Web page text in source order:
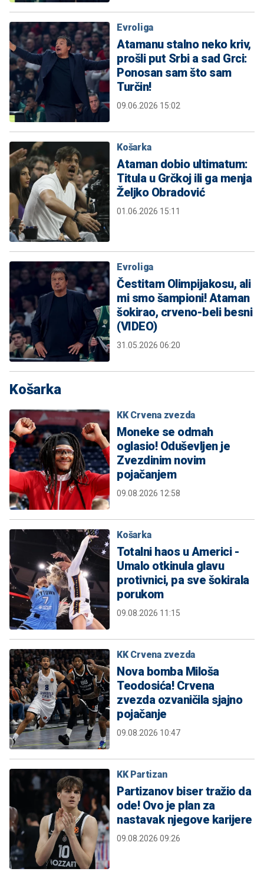
Evroliga
Atamanu stalno neko kriv,
prošli put Srbi a sad Grci:
Ponosan sam što sam
Turčin!
09.06.2026 15:02
Košarka
Ataman dobio ultimatum:
Titula u Grčkoj ili ga menja
Željko Obradović
01.06.2026 15:11
Evroliga
Čestitam Olimpijakosu, ali
mi smo šampioni! Ataman
šokirao, crveno-beli besni
(VIDEO)
31.05.2026 06:20
Košarka
KK Crvena zvezda
Moneke se odmah
oglasio! Oduševljen je
Zvezdinim novim
pojačanjem
09.08.2026 12:58
Košarka
Totalni haos u Americi -
Umalo otkinula glavu
protivnici, pa sve šokirala
porukom
09.08.2026 11:15
KK Crvena zvezda
Nova bomba Miloša
Teodosića! Crvena
zvezda ozvaničila sjajno
pojačanje
09.08.2026 10:47
KK Partizan
Partizanov biser tražio da
ode! Ovo je plan za
nastavak njegove karijere
09.08.2026 09:26